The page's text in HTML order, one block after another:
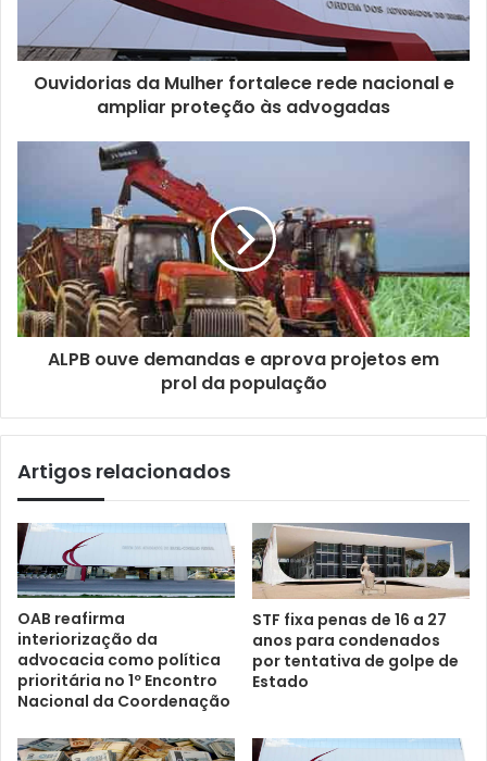
Ouvidorias da Mulher fortalece rede nacional e
ampliar proteção às advogadas
ALPB ouve demandas e aprova projetos em
prol da população
Artigos relacionados
OAB reafirma
interiorização da
advocacia como política
prioritária no 1º Encontro
Nacional da Coordenação
STF fixa penas de 16 a 27
anos para condenados
por tentativa de golpe de
Estado